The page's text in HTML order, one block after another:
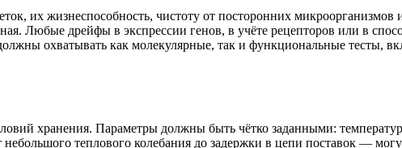
их жизнеспособность, чистоту от посторонних микроорганизмов
Любые дрейфы в экспрессии генов, в учёте рецепторов или в
охватывать как молекулярные, так и функциональные тесты,
хранения. Параметры должны быть чётко заданными:
теплового колебания до задержки в цепи поставок —